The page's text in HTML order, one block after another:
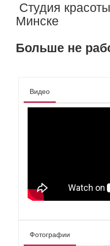
Студия
Минске
Больше не
Видео
Фотографии